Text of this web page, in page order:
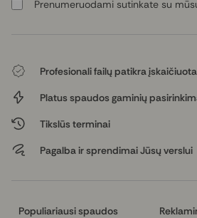
Prenumeruodami sutinkate su
Profesionali failų patikra įskaičiuota
Platus spaudos gaminių
Tikslūs terminai
Pagalba ir sprendimai Jūsų verslui
Populiariausi spaudos